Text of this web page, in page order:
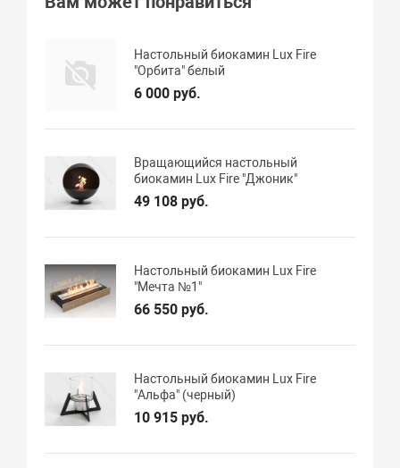
Настольный биокамин Lux Fire
"Орбита" белый
6 000 руб.
Вращающийся настольный
биокамин Lux Fire "Джоник"
49 108 руб.
Настольный биокамин Lux Fire
"Мечта №1"
66 550 руб.
Настольный биокамин Lux Fire
"Альфа" (черный)
10 915 руб.